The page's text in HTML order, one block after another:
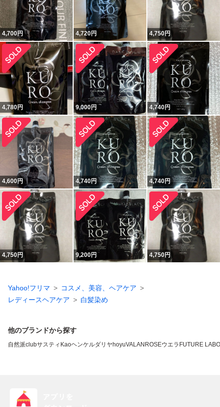
4,700円 4,720円 4,750円
4,780円 9,000円 4,740円
4,600円 4,740円 4,740円
4,750円 9,200円 4,750円
Yahoo!フリマ
コスメ、美容、ヘアケア
レディースヘアケア
白髪染め
他のブランドから探す
自然派clubサスティ Kaoヘンケルダリヤ hoyuVALANROSEウエラ FUTURE LABO